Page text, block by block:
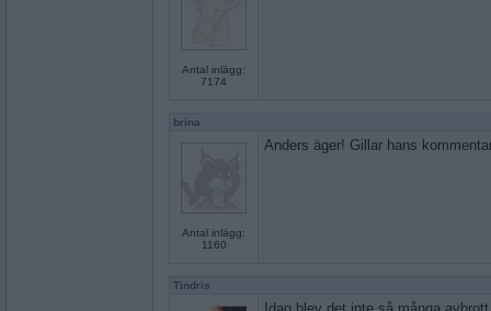
Antal inlägg:
7174
brina
Antal inlägg:
1160
Anders äger! Gillar hans
Tindris